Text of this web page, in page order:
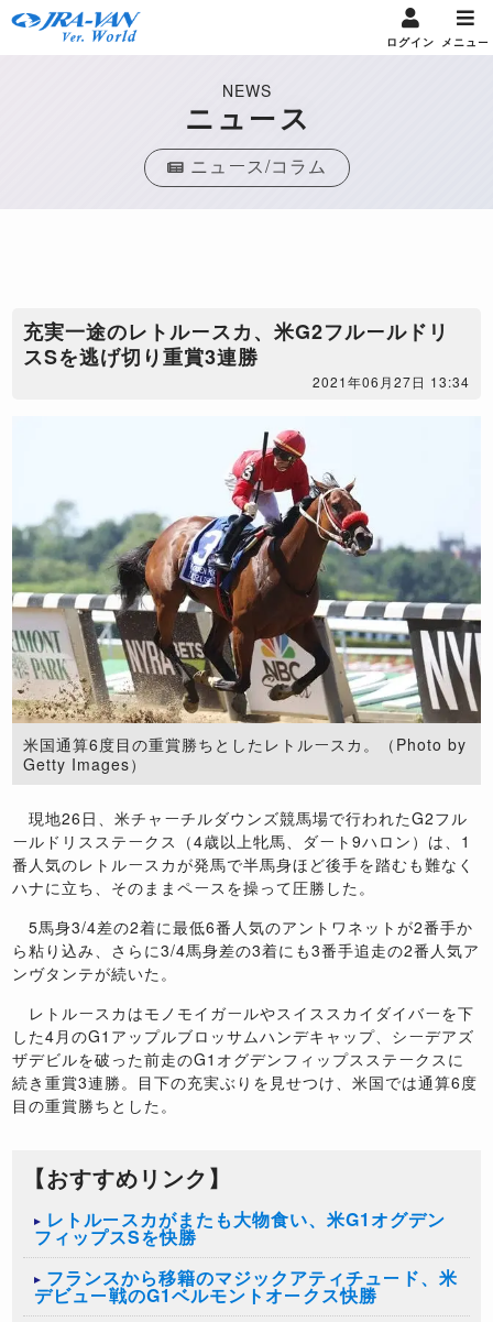
ログイン メニュー
NEWS
ニュース
ニュース/コラム
充実一途のレトルースカ、米G2フルールドリ
スSを逃げ切り重賞3連勝
2021年06月27日 13:34
米国通算6度目の重賞勝ちとしたレトルースカ。（Photo by
Getty Images）
現地26日、米チャーチルダウンズ競馬場で行われたG2フル
ールドリスステークス（4歳以上牝馬、ダート9ハロン）は、1
番人気のレトルースカが発馬で半馬身ほど後手を踏むも難なく
ハナに立ち、そのままペースを操って圧勝した。
5馬身3/4差の2着に最低6番人気のアントワネットが2番手か
ら粘り込み、さらに3/4馬身差の3着にも3番手追走の2番人気ア
ンヴタンテが続いた。
レトルースカはモノモイガールやスイススカイダイバーを下
した4月のG1アップルブロッサムハンデキャップ、シーデアズ
ザデビルを破った前走のG1オグデンフィップスステークスに
続き重賞3連勝。目下の充実ぶりを見せつけ、米国では通算6度
目の重賞勝ちとした。
【おすすめリンク】
レトルースカがまたも大物食い、米G1オグデン
フィップスSを快勝
フランスから移籍のマジックアティチュード、米
デビュー戦のG1ベルモントオークス快勝